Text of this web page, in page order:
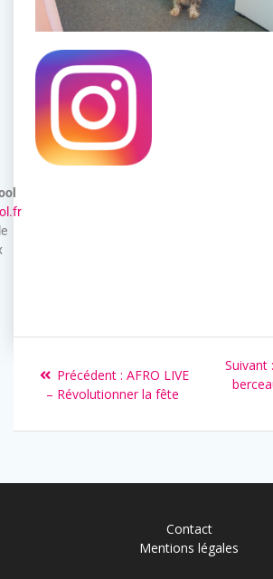
Précédent : AFRO LIVE
– Révolutionner la fête
Suivant :
Contact
Mentions légales